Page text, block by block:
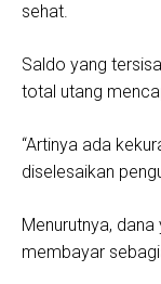
sehat.
​Saldo yang
total utang
​“Artinya ada
diselesaikan
​Menurutnya,
membayar